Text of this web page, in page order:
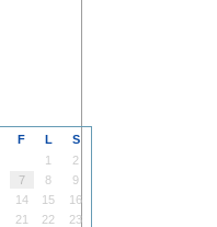
F L S
1
2
7 8
9
14 15
16
21 22
23